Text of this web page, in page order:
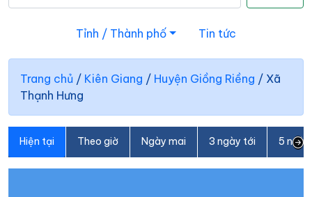
Tỉnh / Thành phố Tin tức
Trang chủ / Kiên Giang / Huyện Giồng Riềng / Xã
Thạnh Hưng
Hiện tại Theo giờ Ngày mai 3 ngày tới 5